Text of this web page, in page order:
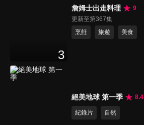
3
詹姆士出走料理
9
更新至第367集
烹飪
旅遊 美食
絕美地球 第一季 8.4
紀錄片 自然